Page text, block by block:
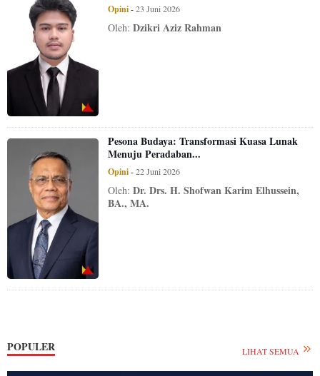
Opini-23 Juni 2026
Oleh:Dzikri Aziz Rahman
Pesona Budaya: Transformasi Kuasa Lunak
Menuju Peradaban...
Opini-22 Juni 2026
Oleh:Dr. Drs. H. Shofwan Karim Elhussein,
BA., MA.
POPULER LIHAT SEMUA